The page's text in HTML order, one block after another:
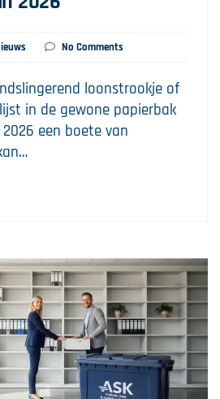
No Comments
loonstrookje of
in de gewone papierbak
een boete van